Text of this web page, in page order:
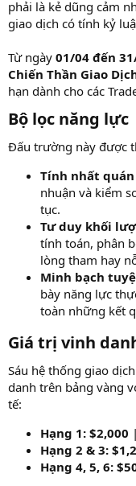
phải là kẻ dũng cảm
giao dịch có tính kỷ
Từ ngày 01/04 đến
Chiến Thần Giao
hạn dành cho các
Bộ lọc năng lực
Đấu trường này được
Tính nhất quán
nhuận và kiểm
tục.
Tư duy khối
tính toán, phân
lòng tham hay
Minh bạch
bày năng lực
toàn những kết
Giá trị vinh
Sáu hệ thống giao
danh trên bảng vàng
tế:
Hạng 1: $2,000
Hạng 2 & 3:
Hạng 4, 5, 6: